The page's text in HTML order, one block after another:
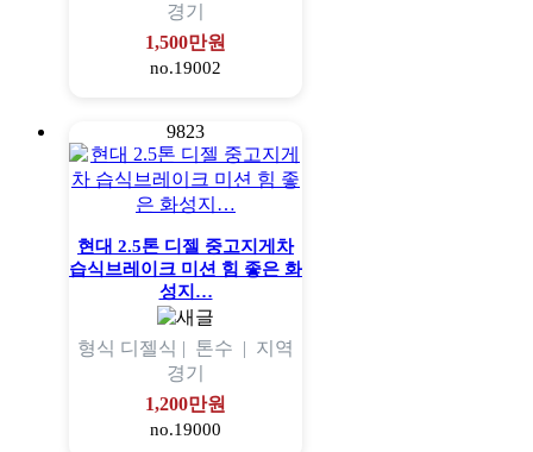
경기
1,500만원
no.19002
9823
현대 2.5톤 디젤 중고지게차
습식브레이크 미션 힘 좋은 화
성지…
형식 디젤식 | 톤수 | 지역
경기
1,200만원
no.19000